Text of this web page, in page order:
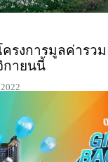
ครงการมูลค่ารว
กายนนี้